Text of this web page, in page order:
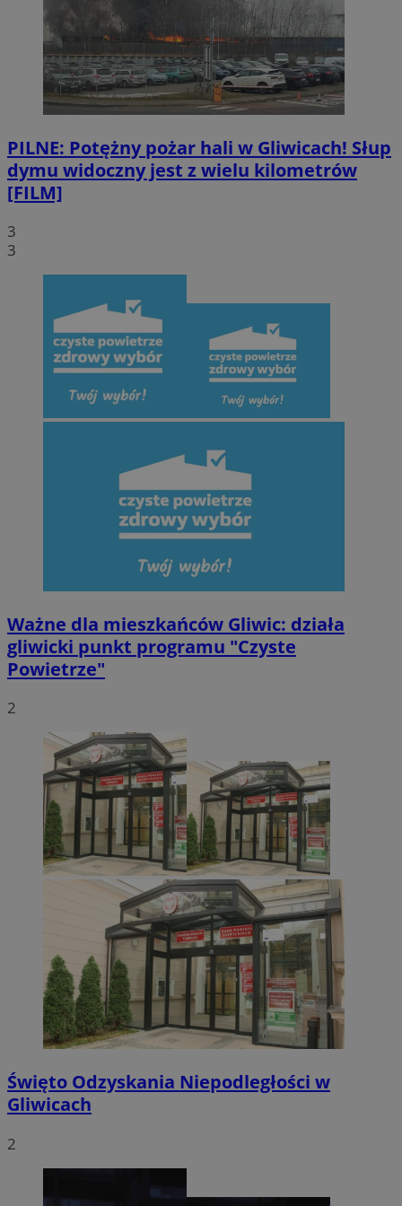
PILNE: Potężny pożar hali w Gliwicach! Słup
dymu widoczny jest z wielu kilometrów
[FILM]
3
3
Ważne dla mieszkańców Gliwic: działa
gliwicki punkt programu "Czyste
Powietrze"
2
Święto Odzyskania Niepodległości w
Gliwicach
2